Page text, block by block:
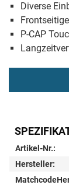
Diverse
P-CAP
Artikel-Nr.:
Hersteller: